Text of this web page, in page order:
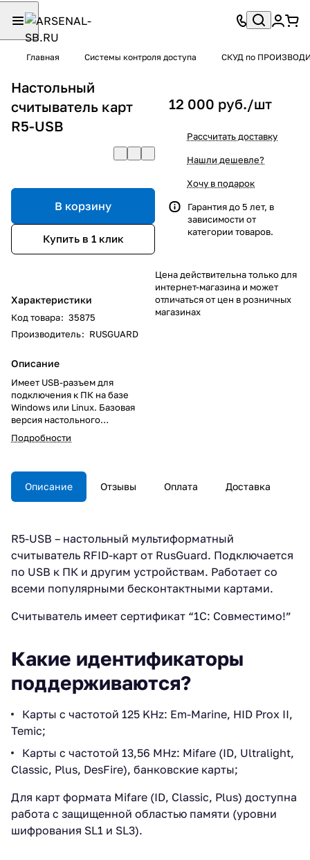
Главная Системы контроля доступа СКУД по
Настольный
считыватель карт
R5-USB
В корзину
Купить в 1 клик
Характеристики
Код товара: 35875
Производитель: RUSGUARD
Описание
Имеет USB-разъем для
подключения к ПК на базе
Windows или Linux. Базовая
версия настольного
считывателя.
Подробности
12 000 руб./шт
Рассчитать доставку
Нашли дешевле?
Хочу в подарок
Гарантия до 5 лет, в
зависимости от
категории товаров.
Цена действительна только для
интернет-магазина и может
отличаться от цен в розничных
магазинах
Описание Отзывы Оплата Доставка
R5-USB – настольный мультиформатный
считыватель RFID-карт от RusGuard. Подключается
по USB к ПК и другим устройствам. Работает со
всеми популярными бесконтактными картами.
Считыватель имеет сертификат “1С: Совместимо!”
Какие идентификаторы
поддерживаются?
Карты с частотой 125 KHz: Em-Marine, HID Prox II,
Temic;
Карты с частотой 13,56 MHz: Mifare (ID, Ultralight,
Classic, Plus, DesFire), банковские карты;
Для карт формата Mifare (ID, Classic, Plus) доступна
работа с защищенной областью памяти (уровни
шифрования SL1 и SL3).